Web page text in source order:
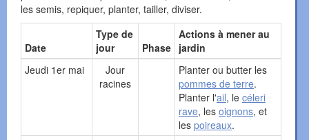
les semis, repiquer, planter, tailler, diviser.
Date
Type de
jour
Phase
Actions à mener au
jardin
Jeudi 1er mai
Jour
racines
Planter ou butter les
pommes de terre.
Planter l'ail, le céleri
rave, les oignons, et
les poireaux.